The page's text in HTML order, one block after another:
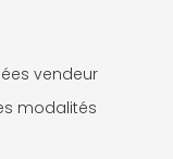
vendeur
modalités